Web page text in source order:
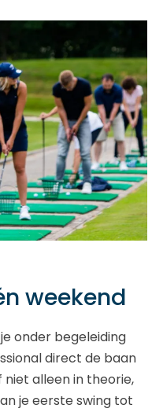
weekend
onder begeleiding
direct de baan
niet alleen in theorie,
je eerste swing tot